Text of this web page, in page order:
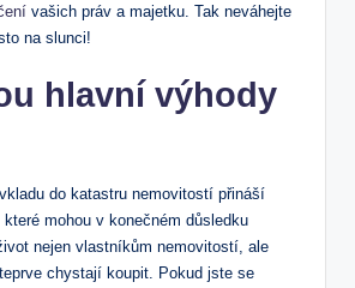
vašich práv a majetku. Tak ⁣neváhejte⁣
na slunci!
hlavní výhody
do katastru ‍nemovitostí ‌přináší
mohou v konečném důsledku
nejen ⁤vlastníkům nemovitostí, ale
chystají koupit. Pokud ‌jste se